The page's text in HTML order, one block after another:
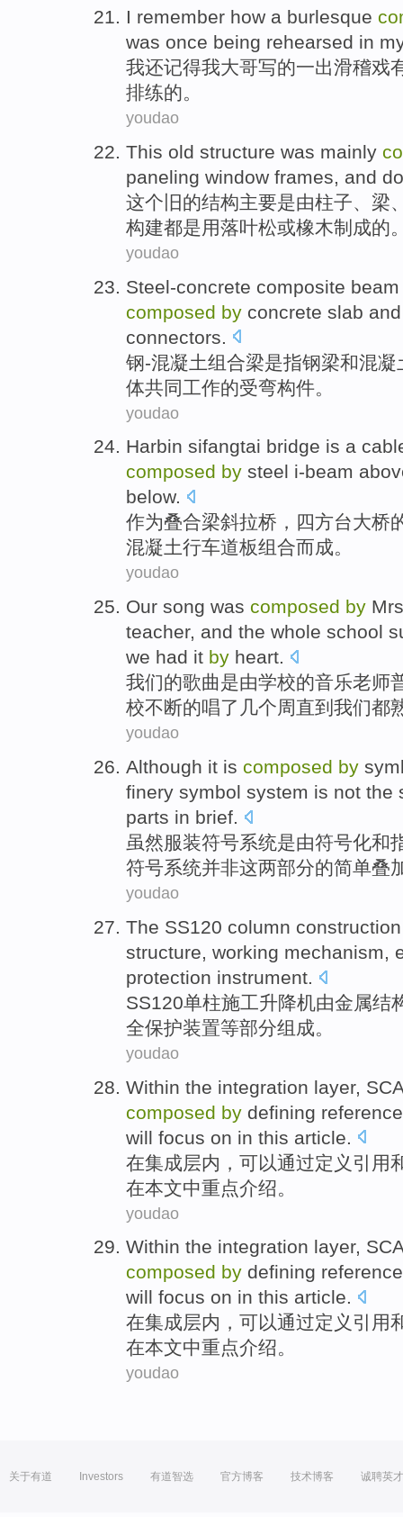
I remember how a burlesque
was once being rehearsed in
我还记得我大哥写的一出滑稽戏
排练的。
youdao
This old structure was mainly
paneling window frames, and
这个 旧 的结构主要是由柱子、 梁
构建都是用落叶松或橡木制成的
youdao
Steel-concrete composite
composed by concrete slab and
connectors
钢-混凝土组合梁是指钢梁和混凝
体共同工作的受弯构件。
youdao
Harbin sifangtai bridge is a
composed by steel i-beam
below.
作为叠合梁斜拉桥 ，四方台大桥
混凝土行车道板组合而成。
youdao
Our song was composed by
teacher, and the whole school
we had it by heart.
我们的歌曲是由学校的音乐老师
校不断的唱了 几个周直到 我们都
youdao
Although it is composed by
finery symbol system is not the
parts in brief.
虽然服装符号系统是由符号化和
符号系统并非这两部分的简单叠
youdao
The SS120 column construction
structure, working mechanism,
protection instrument.
SS120单柱施工升降机由金属结
全保护装置等部分组成。
youdao
Within the integration layer, SCA
composed by defining
will focus on in this article
在集成层内 ， 可以通过定义 引用
在本文中重点介绍。
youdao
Within the integration layer, SCA
composed by defining
will focus on in this article.
在集成层内 ， 可以通过定义 引用
在本文中重点介绍。
youdao
关于有道 Investors 有道智选 官方博客 技术博客 诚聘英才